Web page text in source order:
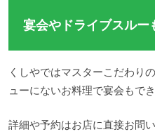
宴会やドライブスルー
くしやではマスターこだわり
ューにないお料理で宴会もでき
詳細や予約はお店に直接お問